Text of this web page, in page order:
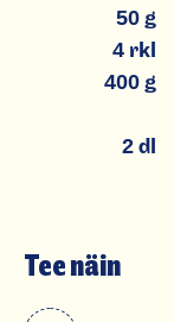
k
50 g
4 rkl
400 g
2 dl
Tee näin